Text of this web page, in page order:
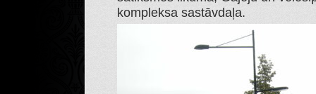
kompleksa sastāvdaļa.